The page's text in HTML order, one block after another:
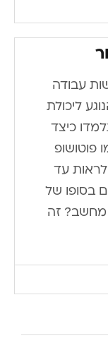
עבודה
ליכולת
כיצד
פוטושופ
לראות עד
בסופו של
מחשב? זה